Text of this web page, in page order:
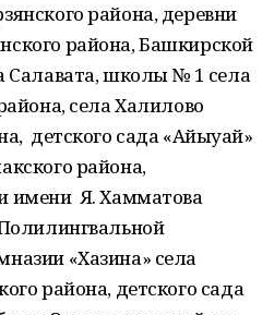
района, деревни
района, Башкирской
Салавата, школы № 1 села
села Халилово
детского сада «Айыуҡай»
района,
имени Я. Хамматова
«Хазина» села
района, детского сада